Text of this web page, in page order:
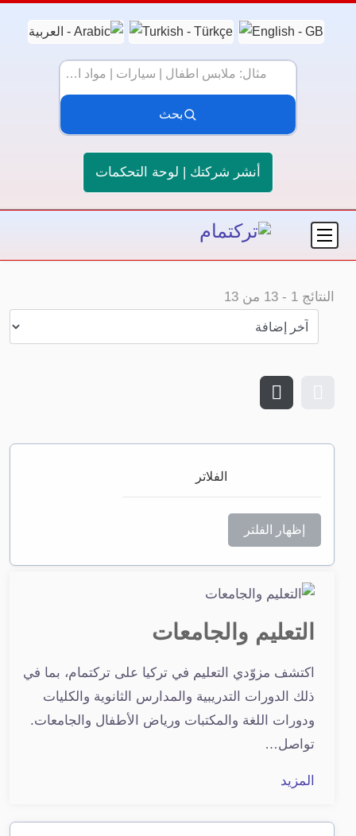
بحث
أنشر شركتك | لوحة التحكمات
النتائج 1
-
13 من 13
الفلاتر
إظهار الفلتر
التعليم والجامعات
اكتشف مزوّدي التعليم في تركيا على تركتمام، بما في
ذلك الدورات التدريبية والمدارس الثانوية والكليات
ودورات اللغة والمكتبات ورياض الأطفال والجامعات.
تواصل…
المزيد